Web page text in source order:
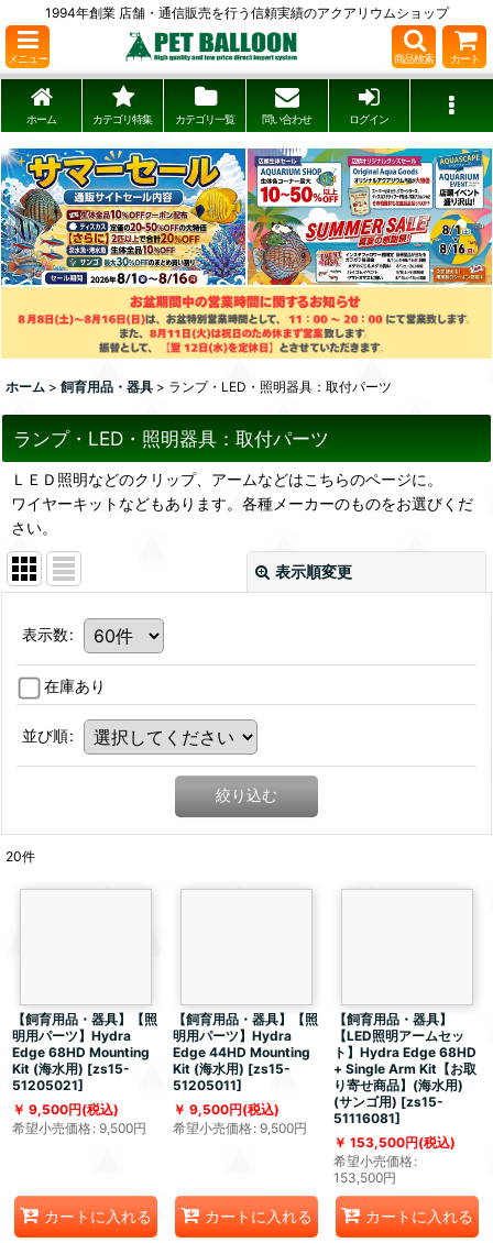
1994年創業 店舗・通信販売を行う信頼実績のアクアリウムショップ
メニュー 商品検索 カート
ホーム カテゴリ特集 カテゴリ一覧 問い合わせ ログイン
ホーム > 飼育用品・器具 > ランプ・LED・照明器具：取付パーツ
ランプ・LED・照明器具：取付パーツ
ＬＥＤ照明などのクリップ、アームなどはこちらのページに。
ワイヤーキットなどもあります。各種メーカーのものをお選びくだ
さい。
表示順変更
表示数:
在庫あり
並び順:
絞り込む
20件
【飼育用品・器具】【照
明用パーツ】Hydra
Edge 68HD Mounting
Kit (海水用) [zs15-
51205021]
9,500円(税込)
希望小売価格: 9,500円
カートに入れる
【飼育用品・器具】【照
明用パーツ】Hydra
Edge 44HD Mounting
Kit (海水用) [zs15-
51205011]
9,500円(税込)
希望小売価格: 9,500円
カートに入れる
【飼育用品・器具】
【LED照明アームセッ
ト】Hydra Edge 68HD
+ Single Arm Kit【お取
り寄せ商品】(海水用)
(サンゴ用) [zs15-
51116081]
153,500円(税込)
希望小売価格:
153,500円
カートに入れる